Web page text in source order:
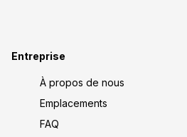
Entreprise
À propos de nous
Emplacements
FAQ